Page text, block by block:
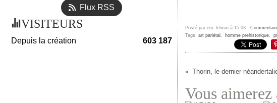
Flux RSS
VISITEURS
Depuis la création 603 187
Posté par eric lebrun à 15:03 -
Tags: art pariétal , homme prehistorique,
Thorin, le dernier
Vous aimerez